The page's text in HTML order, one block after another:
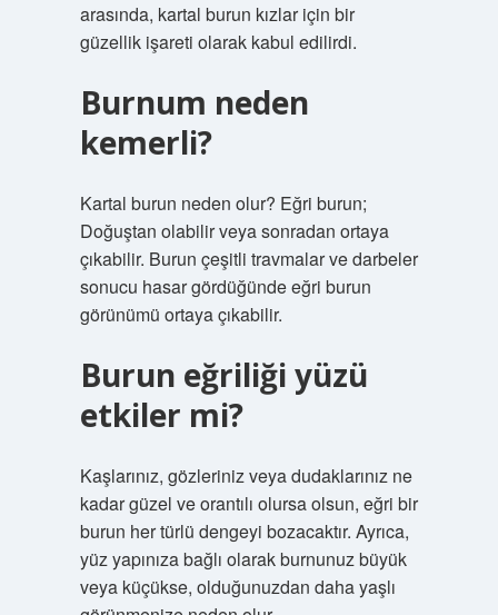
arasında, kartal burun kızlar için bir
güzellik işareti olarak kabul edilirdi.
Burnum neden
kemerli?
Kartal burun neden olur? Eğri burun;
Doğuştan olabilir veya sonradan ortaya
çıkabilir. Burun çeşitli travmalar ve darbeler
sonucu hasar gördüğünde eğri burun
görünümü ortaya çıkabilir.
Burun eğriliği yüzü
etkiler mi?
Kaşlarınız, gözleriniz veya dudaklarınız ne
kadar güzel ve orantılı olursa olsun, eğri bir
burun her türlü dengeyi bozacaktır. Ayrıca,
yüz yapınıza bağlı olarak burnunuz büyük
veya küçükse, olduğunuzdan daha yaşlı